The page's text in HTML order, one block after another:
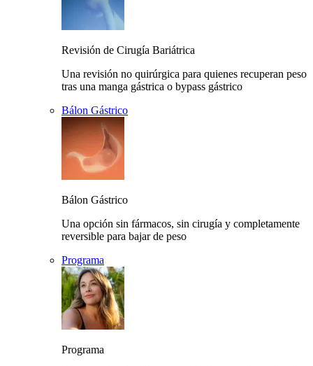
Revisión de Cirugía Bariátrica
Una revisión no quirúrgica para quienes recuperan peso
tras una manga gástrica o bypass gástrico
Bálon Gástrico
Bálon Gástrico
Una opción sin fármacos, sin cirugía y completamente
reversible para bajar de peso
Programa
Programa